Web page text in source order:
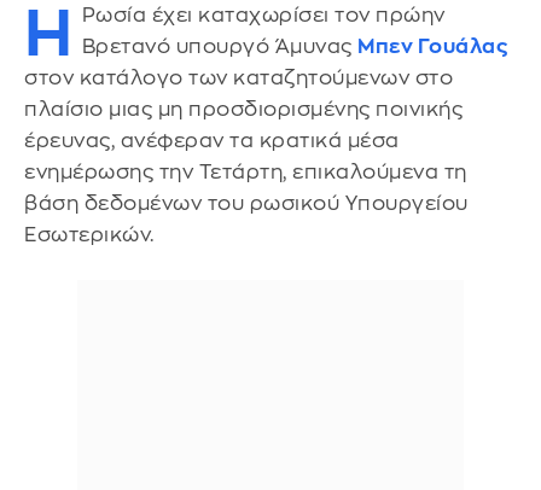
Η
Ρωσία έχει καταχωρίσει τον πρώην
Βρετανό υπουργό Άμυνας Μπεν Γουάλας
στον κατάλογο των καταζητούμενων στο
πλαίσιο μιας μη προσδιορισμένης ποινικής
έρευνας, ανέφεραν τα κρατικά μέσα
ενημέρωσης την Τετάρτη, επικαλούμενα τη
βάση δεδομένων του ρωσικού Υπουργείου
Εσωτερικών.